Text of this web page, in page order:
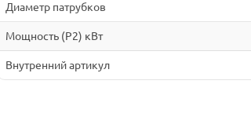
Диаметр патрубков
Мощность (P2) кВт
Внутренний артикул